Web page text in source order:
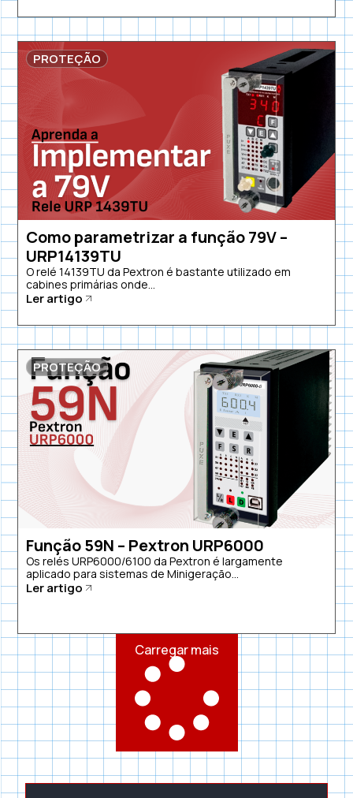
PROTEÇÃO
Como parametrizar a função 79V –
URP14139TU
O relé 14139TU da Pextron é bastante utilizado em
cabines primárias onde...
Ler artigo
PROTEÇÃO
Função 59N – Pextron URP6000
Os relés URP6000/6100 da Pextron é largamente
aplicado para sistemas de Minigeração...
Ler artigo
Carregar mais